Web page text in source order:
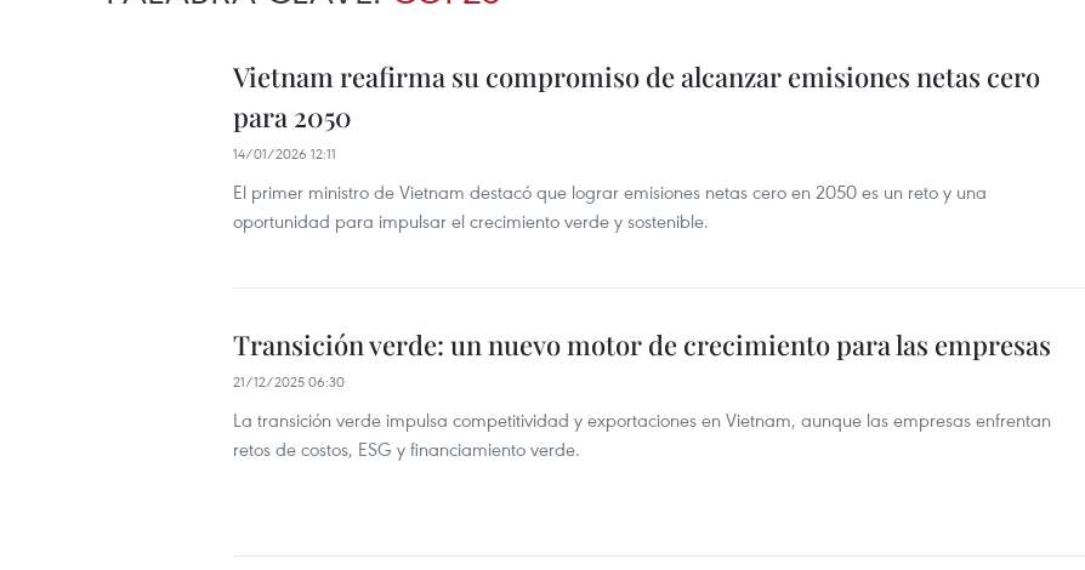
Vietnam reafirma su compromiso de alcanzar emisiones netas cero
para 2050
14/01/2026 12:11
El primer ministro de Vietnam destacó que lograr emisiones netas cero en 2050 es un reto y una
oportunidad para impulsar el crecimiento verde y sostenible.
Transición verde: un nuevo motor de crecimiento para las empresas
21/12/2025 06:30
La transición verde impulsa competitividad y exportaciones en Vietnam, aunque las empresas enfrentan
retos de costos, ESG y financiamiento verde.